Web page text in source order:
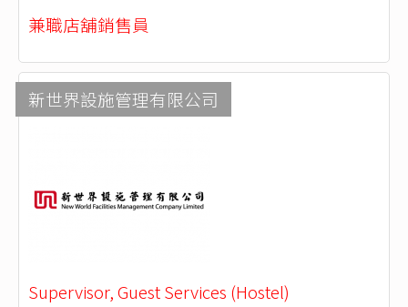
兼職店舖銷售員
新世界設施管理有限公司
Supervisor, Guest Services (Hostel)